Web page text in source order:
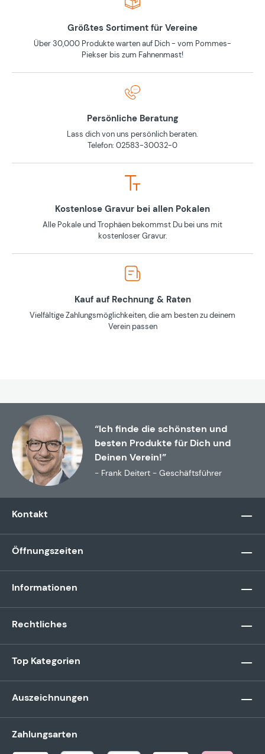
Größtes Sortiment für Vereine
Über 30,000 Produkte warten auf Dich - vom Pommes-
Piekser bis zum Fahnenmast!
Persönliche Beratung
Lass dich von uns persönlich beraten.
Telefon: 02583-30032-0
Kostenlose Gravur bei allen Pokalen
Alle Pokale und Trophäen bekommst Du bei uns mit
kostenloser Gravur.
Kauf auf Rechnung & Raten
Vielfältige Zahlungsmöglichkeiten, die am besten zu deinem
Verein passen
“Ich finde die schönsten und
besten Produkte für Dich und
Deinen Verein!”
- Frank Deitert - Geschäftsführer
Kontakt
Öffnungszeiten
Informationen
Rechtliches
Top Kategorien
Auszeichnungen
Zahlungsarten